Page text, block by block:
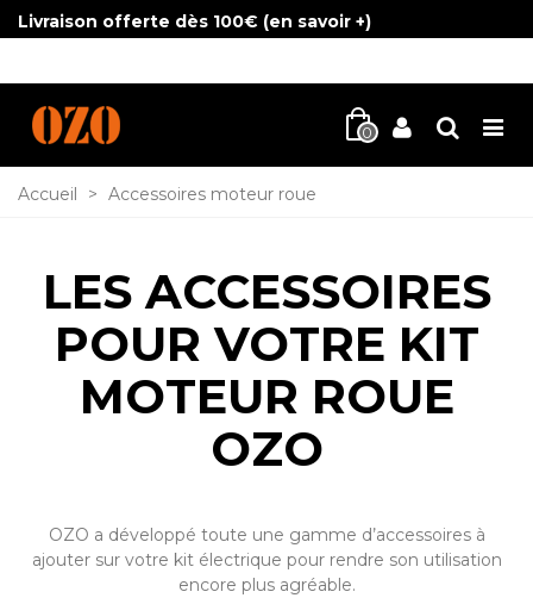
Livraison offerte dès 100€ (en savoir +)
0
Accueil > Accessoires moteur roue
LES ACCESSOIRES
POUR VOTRE KIT
MOTEUR ROUE
OZO
OZO a développé toute une gamme d’accessoires à
ajouter sur votre kit électrique pour rendre son utilisation
encore plus agréable.